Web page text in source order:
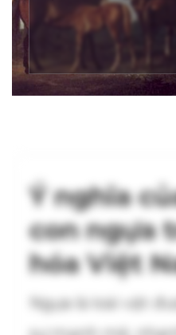
Ý nghĩa
con ngựa
hóa Việt
Ngựa là loài vật